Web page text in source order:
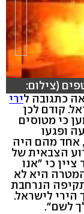
(צילום:
כתגובה לירי
קודם לכן
כי מטוסים
ופגעו
אחד מהם היה
הצבאית של
כי "אנו
היא לא
הנרחבת
לישראל.
לשם".